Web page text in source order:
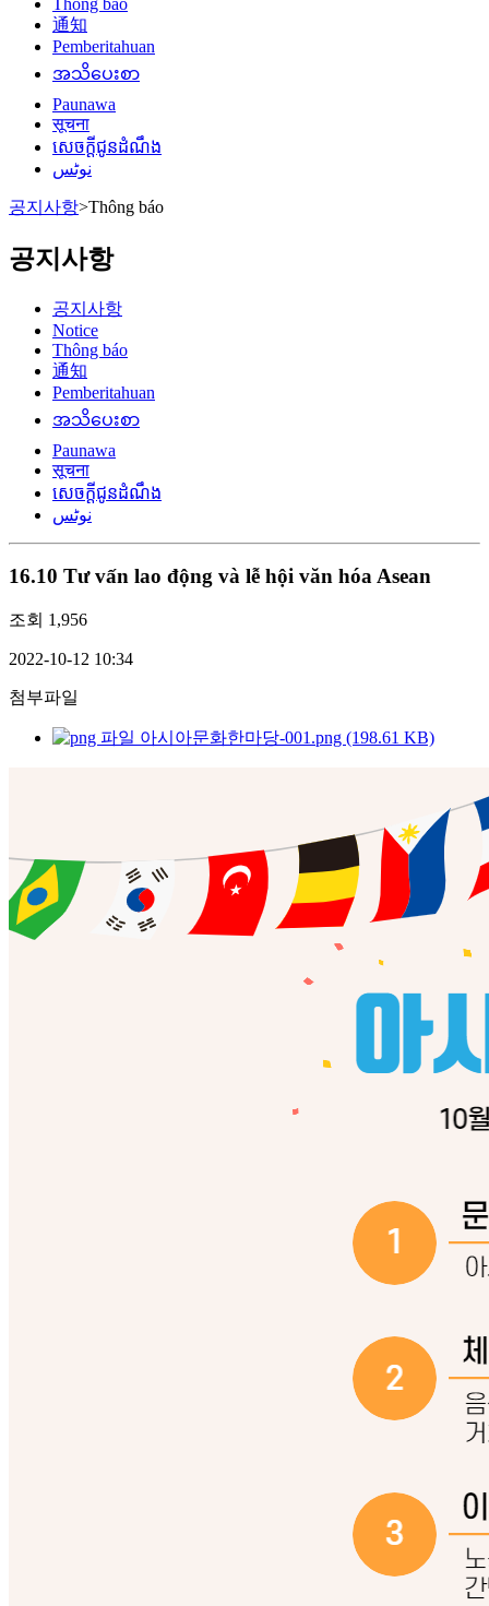
通知
Pemberitahuan
အသိပေးစာ
Paunawa
सूचना
សេចក្តីជូនដំណឹង
نوٹس
공지사항>Thông báo
공지사항
공지사항
Notice
Thông báo
通知
Pemberitahuan
အသိပေးစာ
Paunawa
सूचना
សេចក្តីជូនដំណឹង
نوٹس
16.10 Tư vấn lao động và lễ hội văn hóa Asean
조회 1,956
2022-10-12 10:34
첨부파일
아시아문화한마당-001.png (198.61 KB)